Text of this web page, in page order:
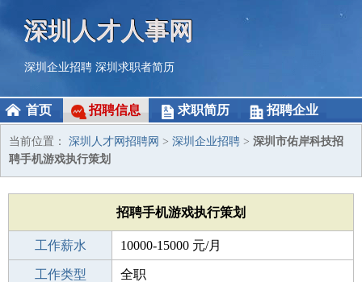
深圳人才人事网
深圳企业招聘 深圳求职者简历
首页 招聘信息 求职简历 招聘企业
当前位置： 深圳人才网招聘网 > 深圳企业招聘 > 深圳市佑岸科技招
聘手机游戏执行策划
招聘手机游戏执行策划
工作薪水 10000-15000 元/月
招聘人数 若干
工作类型 全职